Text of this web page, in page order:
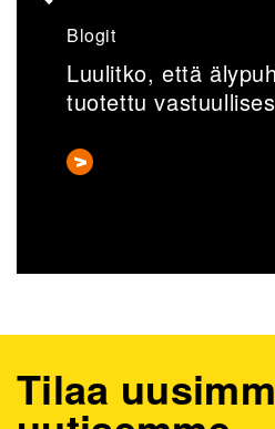
Blogit
Luulitko, että
tuotettu
Tilaa